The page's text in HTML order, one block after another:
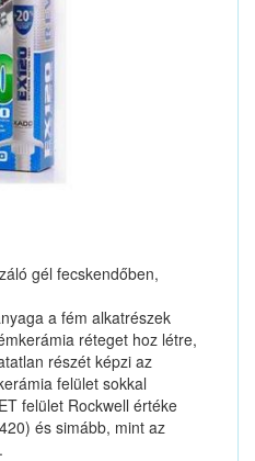
gél fecskendőben,
a fém alkatrészek
réteget hoz létre,
részét képzi az
felület sokkal
felület Rockwell értéke
és simább, mint az